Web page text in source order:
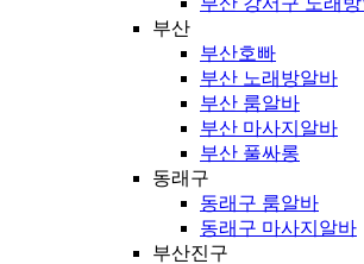
부산
부산호빠
부산 노래방알바
부산 룸알바
부산 마사지알바
부산 풀싸롱
동래구
동래구 룸알바
동래구 마사지알바
부산진구